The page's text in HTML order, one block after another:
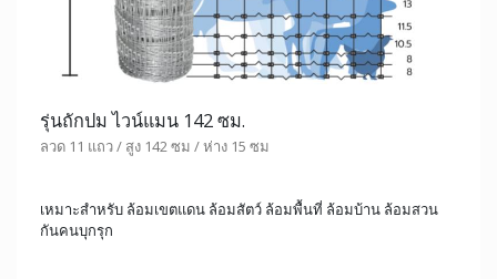
รุ่นถักปม ไวน์แมน 142 ซม.
ลวด 11 แถว / สูง 142 ซม / ห่าง 15 ซม
เหมาะสำหรับ ล้อมเขตแดน ล้อมสัตว์ ล้อมพื้นที่ ล้อมบ้าน ล้อมสวน
กันคนบุกรุก